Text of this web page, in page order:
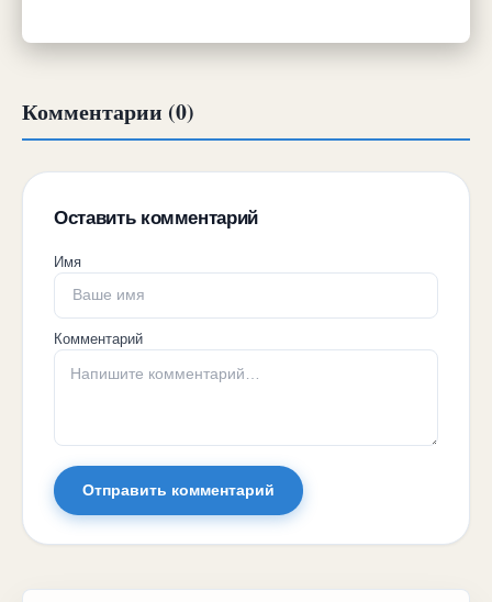
Комментарии (0)
Оставить комментарий
Имя
Комментарий
Отправить комментарий